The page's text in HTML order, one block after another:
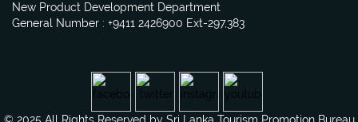
New Product Development Department
General Number : +9411 2426900 Ext-297,383